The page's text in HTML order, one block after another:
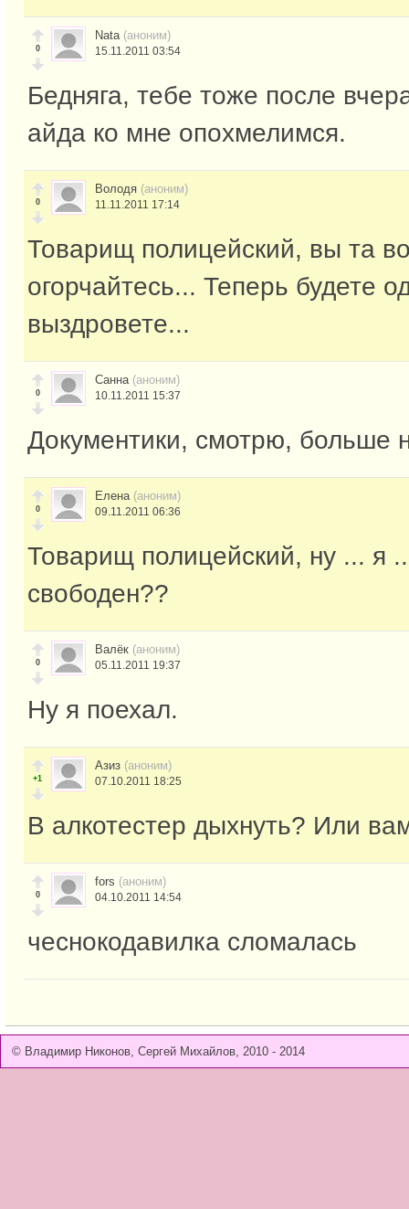
0
Nata (аноним)
15.11.2011 03:54
Бедняга, тебе тоже после
айда ко мне опохмелимся.
0
Володя (аноним)
11.11.2011 17:14
Товарищ полицейский, вы та
огорчайтесь... Теперь будете
выздровете...
0
Санна (аноним)
10.11.2011 15:37
Документики, смотрю, больше
0
Елена (аноним)
09.11.2011 06:36
Товарищ полицейский, ну ... я
свободен??
0
Валёк (аноним)
05.11.2011 19:37
Ну я поехал.
+1
Азиз (аноним)
07.10.2011 18:25
В алкотестер дыхнуть? Или
0
fors (аноним)
04.10.2011 14:54
чеснокодавилка сломалась
© Владимир Никонов, Сергей Михайлов, 2010 - 2014